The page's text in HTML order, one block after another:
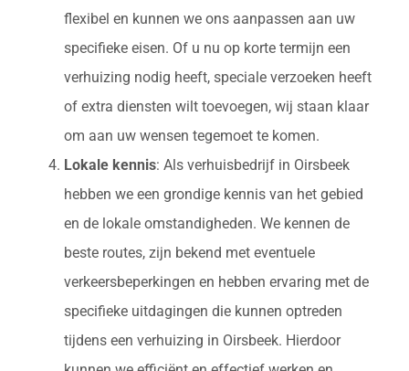
flexibel en kunnen we ons aanpassen aan uw
specifieke eisen. Of u nu op korte termijn een
verhuizing nodig heeft, speciale verzoeken heeft
of extra diensten wilt toevoegen, wij staan klaar
om aan uw wensen tegemoet te komen.
Lokale kennis: Als verhuisbedrijf in Oirsbeek
hebben we een grondige kennis van het gebied
en de lokale omstandigheden. We kennen de
beste routes, zijn bekend met eventuele
verkeersbeperkingen en hebben ervaring met de
specifieke uitdagingen die kunnen optreden
tijdens een verhuizing in Oirsbeek. Hierdoor